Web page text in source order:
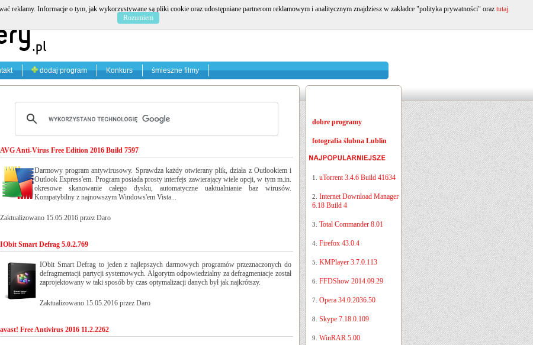
dodaj program Konkurs śmieszne filmy
AVG Anti-Virus Free Edition 2016 Build 7597
Darmowy program antywirusowy. Sprawdza każdy otwierany plik, działa z Outlookiem i
Outlook Express'em. Program posiada prosty interfejs zawierający wiele opcji, w tym m.in.
okresowe skanowanie całego dysku, automatyczne uaktualnianie baz wirusów.
Kompatybilny z najnowszym Windows'em Vista...
Zaktualizowano 15.05.2016 przez Daro
IObit Smart Defrag 5.0.2.769
IObit Smart Defrag to jeden z najlepszych darmowych programów przeznaczonych do
defragmentacji partycji systemowych. Algorytm odpowiedzialny za defragmentacje został
zaprojektowany w taki sposób by czas optymalizacji danych był jak najkrótszy.
Zaktualizowano 15.05.2016 przez Daro
avast! Free Antivirus 2016 11.2.2262
dobre programy
fotografia ślubna Lublin
1. uTorrent 3.4.6 Build 41634
2. Internet Download Manager
6.18 Build 4
3. Total Commander 8.01
4. Firefox 43.0.4
5. KMPlayer 3.7.0.113
6. FFDShow 2014.09.29
7. Opera 34.0.2036.50
8. Skype 7.18.0.109
9. WinRAR 5.00
reklamy. Informacje o tym, jak wykorzystywane są pliki cookie oraz udostępniane partnerom reklamowym i analitycznym znajdziesz w zakładce "polityka prywatności" oraz tutaj.
Rozumiem